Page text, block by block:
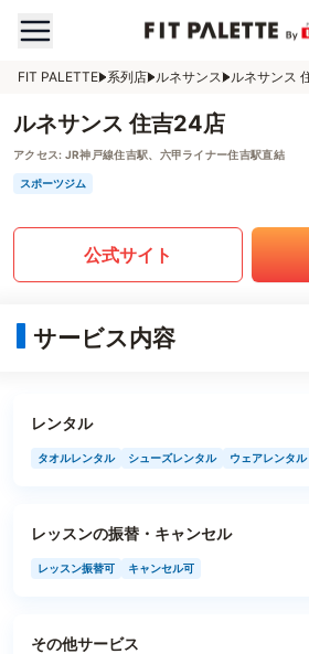
FIT PALETTE 系列店 ルネサンス ルネサンス
ルネサンス 住吉24店
アクセス: JR神戸線住吉駅、六甲ライナー住吉駅直結
スポーツジム
公式サイト
サービス内容
レンタル
タオルレンタル シューズレンタル ウェアレンタル
レッスンの振替・キャンセル
レッスン振替可 キャンセル可
その他サービス